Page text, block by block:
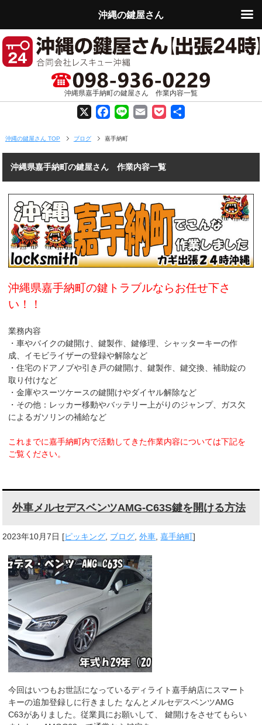
沖縄県嘉手納町の鍵屋さん 作業内容一覧
X F
a
o
o
k
L E P
t
沖縄の鍵屋さん TOP ブログ 嘉手納町
沖縄県嘉手納町の鍵屋さん 作業内容一覧
沖縄県嘉手納町の鍵トラブルならお任せ下さ
い！！
業務内容
・車やバイクの鍵開け、鍵製作、鍵修理、シャッターキーの作
成、イモビライザーの登録や解除など
・住宅のドアノブや引き戸の鍵開け、鍵製作、鍵交換、補助錠の
取り付けなど
・金庫やスーツケースの鍵開けやダイヤル解除など
・その他：レッカー移動やバッテリー上がりのジャンプ、ガス欠
によるガソリンの補給など
これまでに嘉手納町内で活動してきた作業内容については下記を
ご覧ください。
外車メルセデスベンツAMG-C63S鍵を開ける方法
2023年10月7日 [ピッキング ブログ ,外車 ,嘉手納町]
今回はいつもお世話になっているディライト嘉手納店にスマート
キーの追加登録しに行きました なんとメルセデスベンツAMG
C63がありました。従業員にお願いして、 鍵開けをさせてもらい
沖縄の鍵屋さん